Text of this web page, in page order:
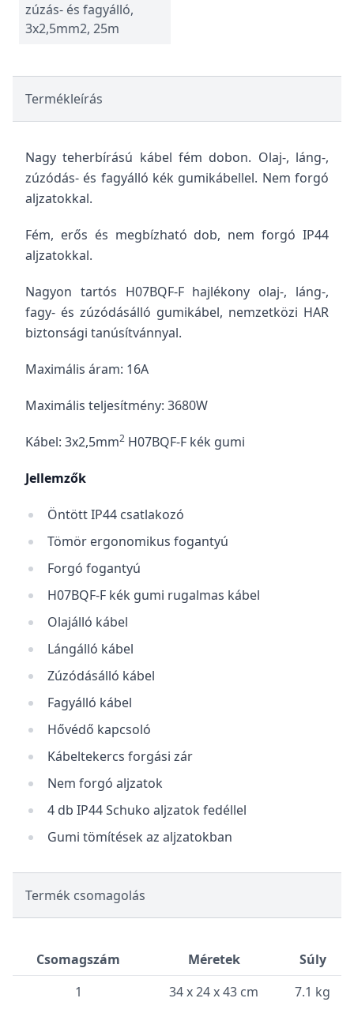
zúzás- és fagyálló,
3x2,5mm2, 25m
Termékleírás
Nagy teherbírású kábel fém dobon. Olaj-, láng-,
zúzódás- és fagyálló kék gumikábellel. Nem forgó
aljzatokkal.
Fém, erős és megbízható dob, nem forgó IP44
aljzatokkal.
Nagyon tartós H07BQF-F hajlékony olaj-, láng-,
fagy- és zúzódásálló gumikábel, nemzetközi HAR
biztonsági tanúsítvánnyal.
Maximális áram: 16A
Maximális teljesítmény: 3680W
Kábel: 3x2,5mm2 H07BQF-F kék gumi
Jellemzők
Öntött IP44 csatlakozó
Tömör ergonomikus fogantyú
Forgó fogantyú
H07BQF-F kék gumi rugalmas kábel
Olajálló kábel
Lángálló kábel
Zúzódásálló kábel
Fagyálló kábel
Hővédő kapcsoló
Kábeltekercs forgási zár
Nem forgó aljzatok
4 db IP44 Schuko aljzatok fedéllel
Gumi tömítések az aljzatokban
Termék csomagolás
Csomagszám Méretek
Súly
1
34 x 24 x 43 cm 7.1 kg